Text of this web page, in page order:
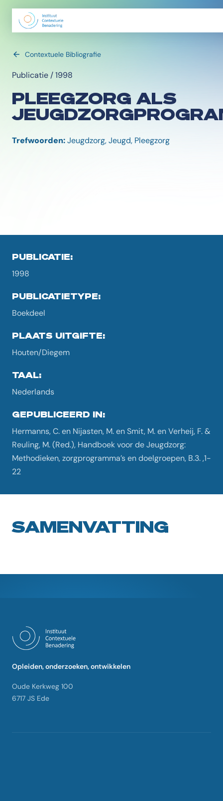
Contextuele Bibliografie
Publicatie / 1998
PLEEGZORG ALS
Trefwoorden:Jeugdzorg, Jeugd, Pleegzorg
PUBLICATIE:
1998
PUBLICATIETYPE:
Boekdeel
PLAATS UITGIFTE:
Houten/Diegem
TAAL:
Nederlands
GEPUBLICEERD IN:
Hermanns, C. en Nijasten, M. en Smit, M. en Verheij, F. &
Reuling, M. (Red.), Handboek voor de Jeugdzorg:
Methodieken, zorgprogramma’s en doelgroepen, B.3. ,1-
22
SAMENVATTING
Opleiden, onderzoeken, ontwikkelen
Oude Kerkweg 100
6717 JS Ede